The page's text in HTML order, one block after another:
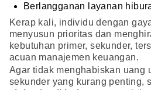
Berlangganan layanan
Kerap kali, individu dengan
menyusun prioritas dan
kebutuhan primer, sekunder,
acuan manajemen keuangan.
Agar tidak menghabiskan uang
sekunder yang kurang penting,